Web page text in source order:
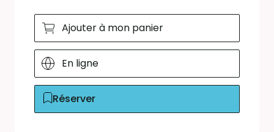
Ajouter à mon panier
En ligne
Réserver